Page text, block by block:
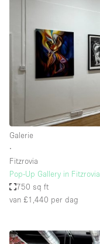
Galerie
∙
Fitzrovia
Pop-Up Gallery in Fitzrovia
750 sq ft
van £1,440 per dag